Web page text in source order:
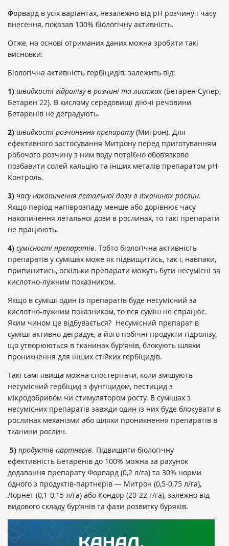
Форвард в усіх варіантах, незалежно від рН розчину і часу
внесення, показав 100% біологічну активність.
Отже, на основі отриманих даних можна зробити такі
висновки:
Біологічна активність гербіцидів, залежить від:
1) швидкості гідролізу в розчині та листках (Бетарен Супер,
Бетарен 22). В кислому середовищі діючі речовини
Бетаренів не деградують.
2) швидкості розчинення препарату(Митрон). Для
ефективного застосування Митрону перед приготуванням
робочого розчину з ним воду потрібно обов’язково
позбавити солей кальцію та інших металів препаратом рН-
Контроль.
3) часу накопичення летальної дози в тканинах рослин.
Якщо період напіврозпаду менше або дорівнює часу
накопичення летальної дози в рослинах, то такі препарати
не працюють.
4) сумісності препаратів. Тобто біологічна активність
препаратів у сумішах може як підвищитись, так і, навпаки,
припинитись, оскільки препарати можуть бути несумісні за
кислотно-лужним показником.
Якщо в суміші один із препаратів буде несумісний за
кислотно-лужним показником, то вся суміш не спрацює.
Яким чином це відбувається? Несумісний препарат в
суміші активно деградує, а його побічні продукти гідролізу,
що утворюються в тканинах бур’янів, блокують шляхи
проникнення для інших стійких гербіцидів.
Такі самі явища можна спостерігати, коли змішують
несумісний гербіцид з фунгіцидом, пестицид з
мікродобривом чи стимулятором росту. В сумішах з
несумісних препаратів завжди один із них буде блокувати в
рослинах механізми або шляхи проникнення препаратів в
тканини рослин.
5) продуктів-партнерів. Підвищити біологічну
ефективність Бетаренів до 100% можна за рахунок
додавання препарату Форвард (0,2 л/га) та 30% норми
одного з продуктів-партнерів — Митрон (0,5-0,75 л/га),
Лорнет (0,1-0,15 л/га) або Кондор (20-22 г/га), залежно від
видового складу бур’янів та фази розвитку буряків.